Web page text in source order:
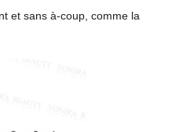
et sans à-coup, comme la